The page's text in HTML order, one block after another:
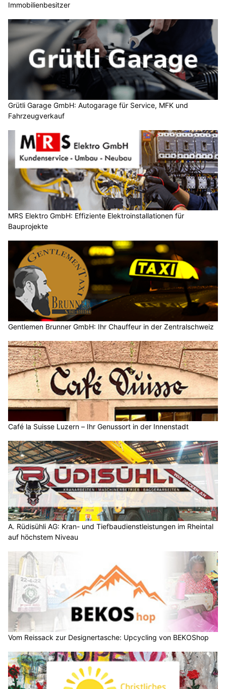
Immobilienbesitzer
Grütli Garage GmbH: Autogarage für Service, MFK und
Fahrzeugverkauf
MRS Elektro GmbH: Effiziente Elektroinstallationen für
Bauprojekte
Gentlemen Brunner GmbH: Ihr Chauffeur in der Zentralschweiz
Café la Suisse Luzern – Ihr Genussort in der Innenstadt
A. Rüdisühli AG: Kran- und Tiefbaudienstleistungen im Rheintal
auf höchstem Niveau
Vom Reissack zur Designertasche: Upcycling von BEKOShop